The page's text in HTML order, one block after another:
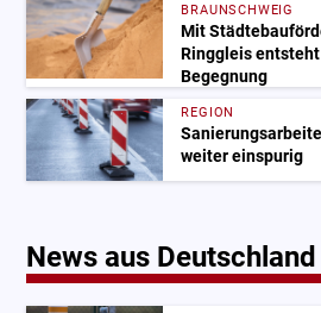
BRAUNSCHWEIG
Mit
Ringgleis
Begegnung
REGION
weiter einspurig
News aus